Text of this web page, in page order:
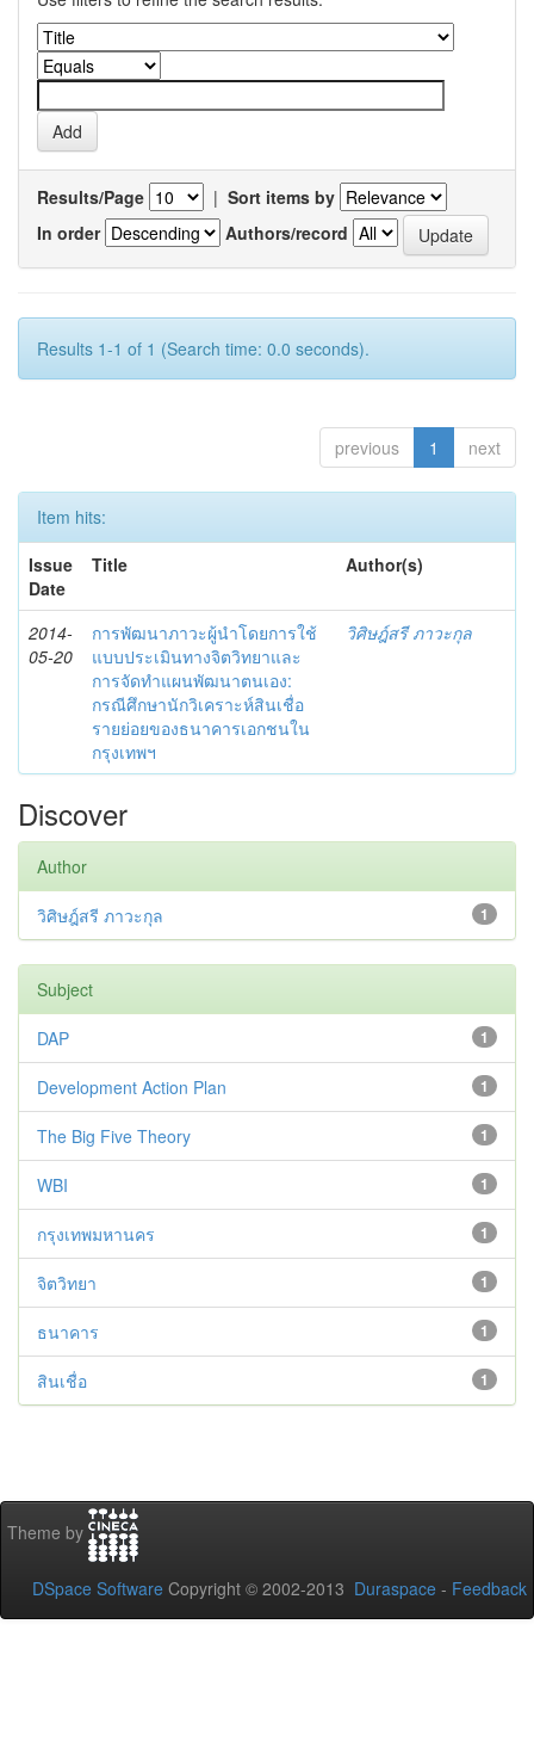
Results/Page | Sort items by
In order
Authors/record
Results 1-1 of 1 (Search time: 0.0 seconds).
previous 1 next
Item hits:
Issue
Date
Title Author(s)
2014-
05-20
การพัฒนาภาวะผู้นำโดยการใช้
แบบประเมินทางจิตวิทยาและ
การจัดทำแผนพัฒนาตนเอง:
กรณีศึกษานักวิเคราะห์สินเชื่อ
รายย่อยของธนาคารเอกชนใน
กรุงเทพฯ
วิศิษฎ์สรี ภาวะกุล
Discover
Author
1
วิศิษฎ์สรี ภาวะกุล
Subject
1
DAP
1
Development Action Plan
1
The Big Five Theory
1
WBI
1
กรุงเทพมหานคร
1
จิตวิทยา
1
ธนาคาร
1
สินเชื่อ
Theme by
DSpace Software Copyright © 2002-2013 Duraspace - Feedback